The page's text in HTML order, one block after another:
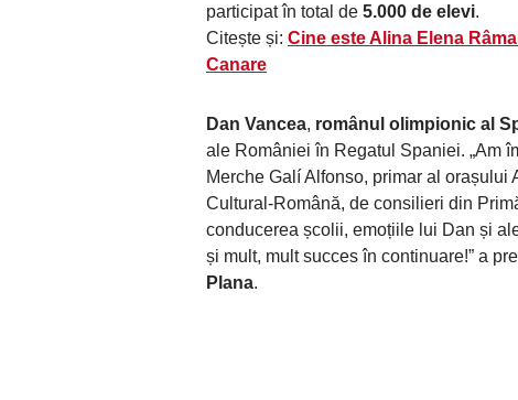
participat în total de 5.000 de elevi.
Citește și: Cine este Alina Elena
Canare
Dan Vancea, românul olimpionic al
ale României în Regatul Spaniei. „Am
Merche Galí Alfonso, primar al
Cultural-Română, de consilieri din
conducerea școlii, emoțiile lui Dan și
și mult, mult succes în continuare!” a
Plana.